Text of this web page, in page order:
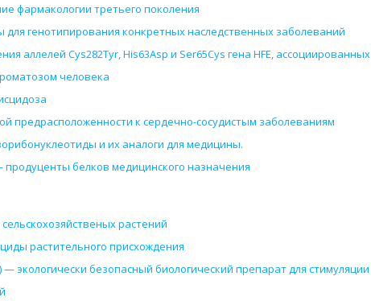
фармакологии третьего поколения
для генотипирования конкретных наследственных заболеваний
аллелей Cys282Tyr, His63Asp и Ser65Cys гена HFE, ассоциированных
человека
предрасположенности к сердечно-сосудистым заболеваниям
и их аналоги для медицины.
белков медицинского назначения
растений
растительного присхождения
экологически безопасный биологический препарат для стимуляции